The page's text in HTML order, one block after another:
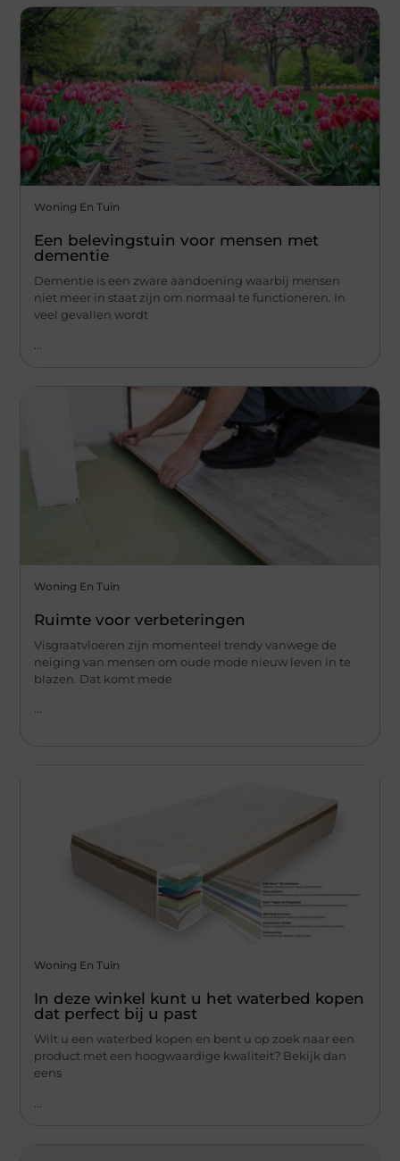
Woning En Tuin
Een belevingstuin voor mensen met
dementie
Dementie is een zware aandoening waarbij mensen
niet meer in staat zijn om normaal te functioneren. In
veel gevallen wordt
Woning En Tuin
Ruimte voor verbeteringen
Visgraatvloeren zijn momenteel trendy vanwege de
neiging van mensen om oude mode nieuw leven in te
blazen. Dat komt mede
...
Woning En Tuin
In deze winkel kunt u het waterbed kopen
dat perfect bij u past
Wilt u een waterbed kopen en bent u op zoek naar een
product met een hoogwaardige kwaliteit? Bekijk dan
eens